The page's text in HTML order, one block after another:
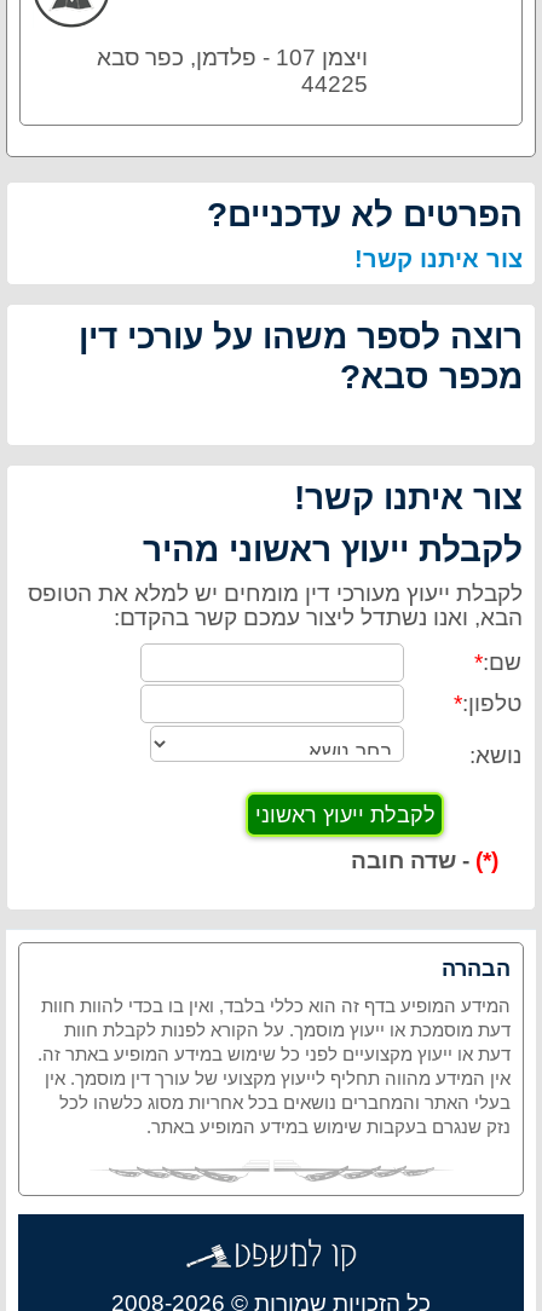
ויצמן 107 - פלדמן, כפר סבא
44225
הפרטים לא עדכניים?
צור איתנו קשר!
רוצה לספר משהו על עורכי דין
מכפר סבא?
צור איתנו קשר!
לקבלת ייעוץ ראשוני מהיר
לקבלת ייעוץ מעורכי דין מומחים יש למלא את הטופס
הבא, ואנו נשתדל ליצור עמכם קשר בהקדם:
שם:*
טלפון:*
נושא:
(*) - שדה חובה
הבהרה
המידע המופיע בדף זה הוא כללי בלבד, ואין בו בכדי להוות חוות
דעת מוסמכת או ייעוץ מוסמך. על הקורא לפנות לקבלת חוות
דעת או ייעוץ מקצועיים לפני כל שימוש במידע המופיע באתר זה.
אין המידע מהווה תחליף לייעוץ מקצועי של עורך דין מוסמך. אין
בעלי האתר והמחברים נושאים בכל אחריות מסוג כלשהו לכל
נזק שנגרם בעקבות שימוש במידע המופיע באתר.
כל הזכויות שמורות © 2008-2026